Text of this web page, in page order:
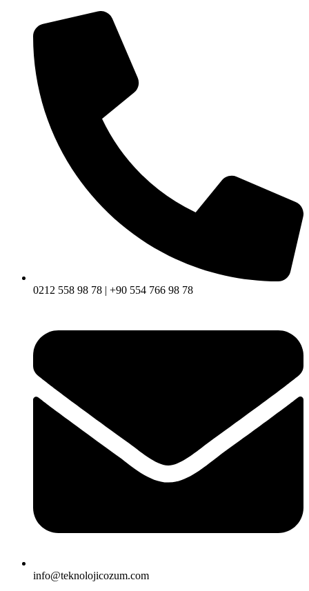
0212 558 98 78 | +90 554 766 98 78
info@teknolojicozum.com